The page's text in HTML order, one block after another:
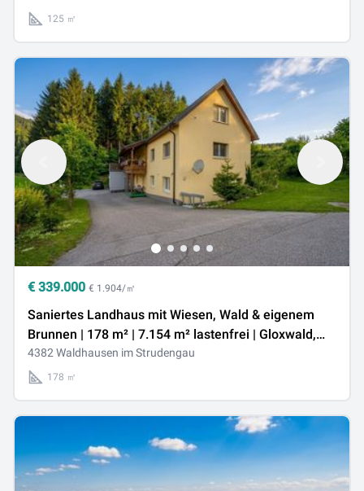
125 ㎡
€ 339.000 € 1.904/㎡
Saniertes Landhaus mit Wiesen, Wald & eigenem
Brunnen | 178 m² | 7.154 m² lastenfrei | Gloxwald,
OÖ
4382 Waldhausen im Strudengau
178 ㎡